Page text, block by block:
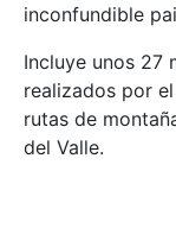
inconfundible
Incluye unos 27
realizados por
rutas de
del Valle.